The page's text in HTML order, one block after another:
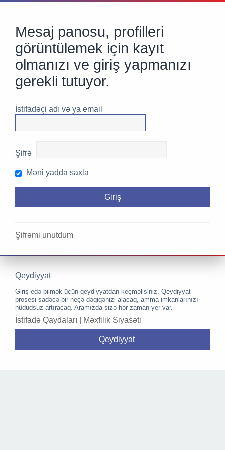
Mesaj panosu, profilleri
görüntülemek için kayıt
olmanızı ve giriş yapmanızı
gerekli tutuyor.
İstifadəçi adı və ya email
Şifrə
Məni yadda saxla
Şifrəmi unutdum
Qeydiyyat
Giriş edə bilmək üçün qeydiyyatdan keçməlisiniz. Qeydiyyat
prosesi sadəcə bir neçə dəqiqənizi alacaq, amma imkanlarınızı
hüdudsuz artıracaq. Aramızda sizə hər zaman yer var.
İstifadə Qaydaları Məxfilik Siyasəti
Qeydiyyat